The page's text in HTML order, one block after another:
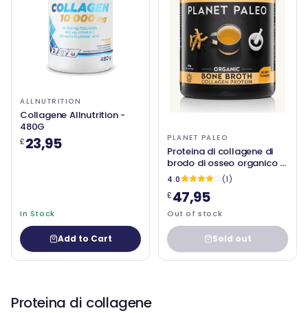
ALLNUTRITION
Collagene Allnutrition -
480G
£23,95
In Stock
Add to Cart
PLANET PALEO
Proteina di collagene di
brodo di osseo organico -
Turmeric Golden 450G -
Planet Paleo (leggera
perdita)
4.0
(1)
£47,95
Out of stock
Sold out
Proteina di collagene